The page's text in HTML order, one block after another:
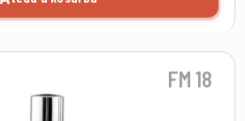
FM 18